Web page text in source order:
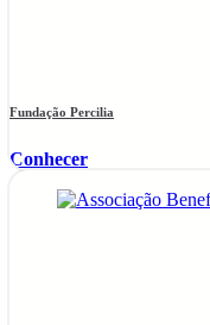
Fundação Percilia
Conhecer